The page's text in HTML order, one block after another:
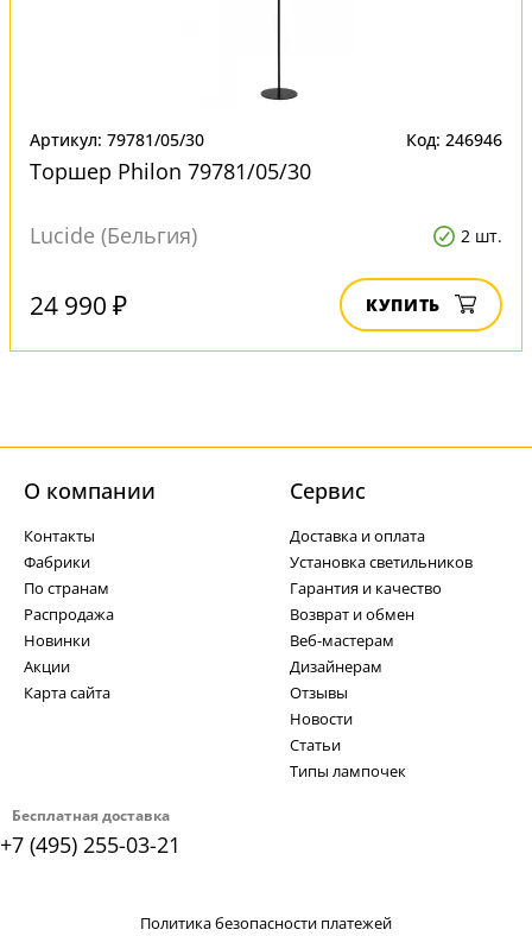
Артикул: 79781/05/30 Код: 246946
Торшер Philon 79781/05/30
Lucide (Бельгия) 2 шт.
24 990 ₽ КУПИТЬ
Бесплатная доставка
+7 (495) 255-03-21
О компании
Контакты
Фабрики
По странам
Распродажа
Новинки
Акции
Карта сайта
Cервис
Доставка и оплата
Установка светильников
Гарантия и качество
Возврат и обмен
Веб-мастерам
Дизайнерам
Отзывы
Новости
Статьи
Типы лампочек
Политика безопасности платежей